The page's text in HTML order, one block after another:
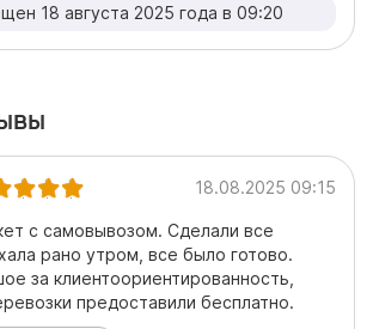
18 августа 2025 года в 09:20
18.08.2025 09:15
с самовывозом. Сделали все
рано утром, все было готово.
за клиентоориентированность,
предоставили бесплатно.